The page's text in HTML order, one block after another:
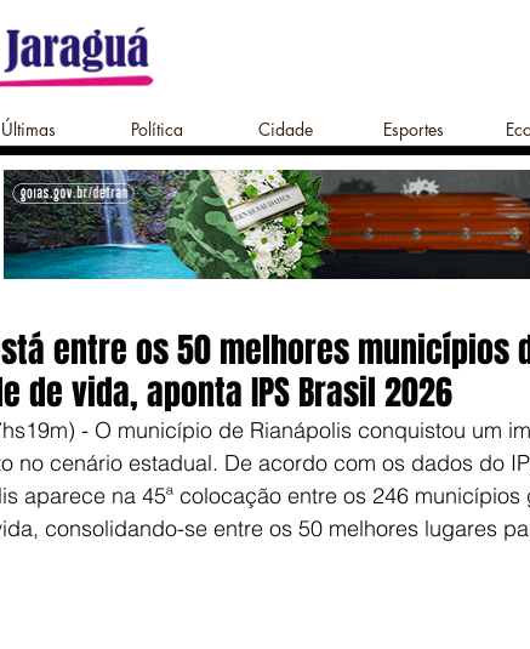
Últimas Política Cidade Esportes
entre os 50 melhores municípios
de vida, aponta IPS Brasil 2026
- O município de Rianápolis conquistou um
no cenário estadual. De acordo com os dados do
aparece na 45ª colocação entre os 246 municípios
consolidando-se entre os 50 melhores lugares